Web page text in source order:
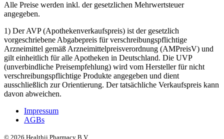
Alle Preise werden inkl. der gesetzlichen Mehrwertsteuer
angegeben.
1) Der AVP (Apothekenverkaufspreis) ist der gesetzlich
vorgeschriebene Abgabepreis für verschreibungspflichtige
Arzneimittel gemäß Arzneimittelpreisverordnung (AMPreisV) und
gilt einheitlich für alle Apotheken in Deutschland. Die UVP
(unverbindliche Preisempfehlung) wird vom Hersteller für nicht
verschreibungspflichtige Produkte angegeben und dient
ausschließlich zur Orientierung. Der tatsächliche Verkaufspreis kann
davon abweichen.
Impressum
AGBs
© 2026 Healthii Pharmacy B.V.